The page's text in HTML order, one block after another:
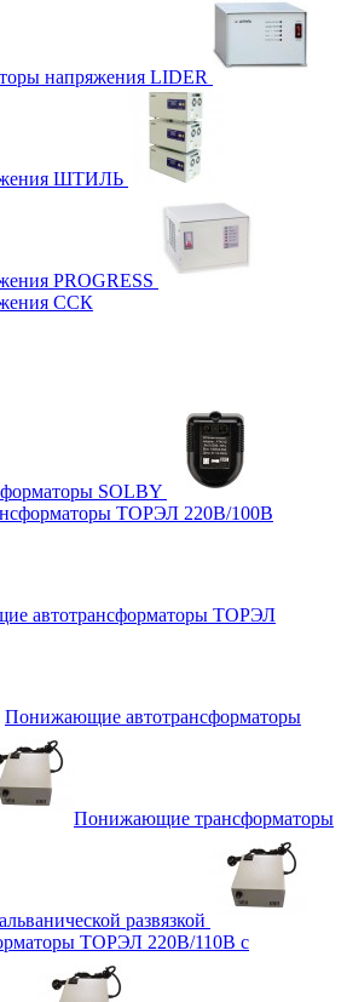
напряжения LIDER
ШТИЛЬ
PROGRESS
ССК
SOLBY
ТОРЭЛ 220В/100В
автотрансформаторы ТОРЭЛ
Понижающие автотрансформаторы
Понижающие трансформаторы
развязкой
ТОРЭЛ 220В/110В с